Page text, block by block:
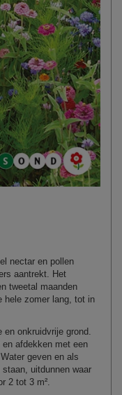
nectar en pollen
aantrekt. Het
tweetal maanden
hele zomer lang, tot in
onkruidvrije grond.
afdekken met een
geven en als
uitdunnen waar
2 tot 3 m².